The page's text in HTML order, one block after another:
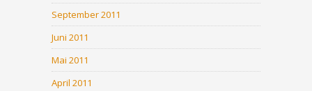
September 2011
Juni 2011
Mai 2011
April 2011